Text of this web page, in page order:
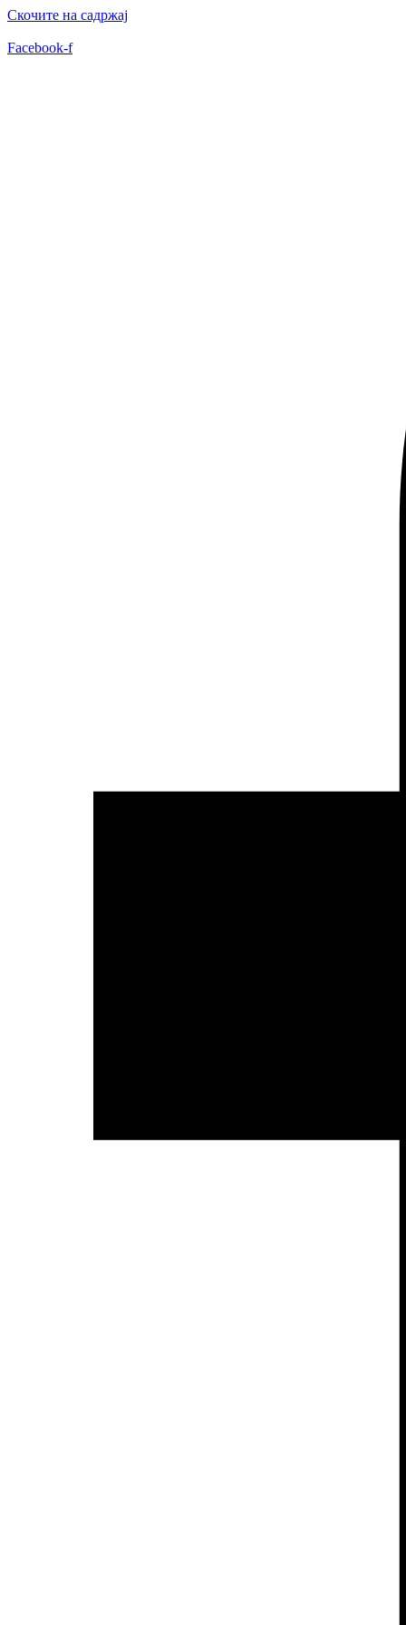
Скочите на садржај
Facebook-f